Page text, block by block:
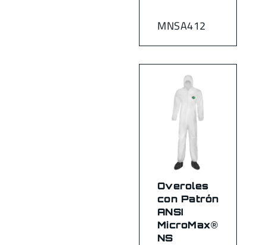
MNSA412
Overoles
con Patrón
ANSI
MicroMax®
NS